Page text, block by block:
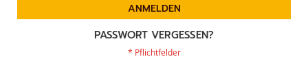
ANMELDEN
PASSWORT VERGESSEN?